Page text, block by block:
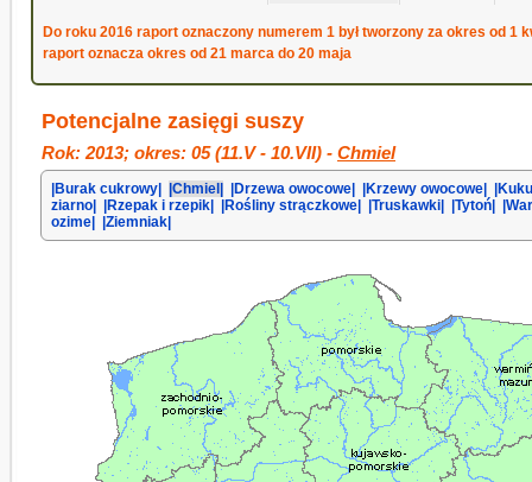
Do roku 2016 raport oznaczony numerem 1 był tworzony za okres od
raport oznacza okres od 21 marca do 20 maja
Potencjalne zasięgi suszy
Rok: 2013; okres: 05 (11.V - 10.VII) - Chmiel
|Burak cukrowy| |Chmiel| |Drzewa owocowe| |Krzewy owocowe|
ziarno|
|Rzepak i rzepik| |Rośliny strączkowe| |Truskawki| |Tytoń|
ozime|
|Ziemniak|